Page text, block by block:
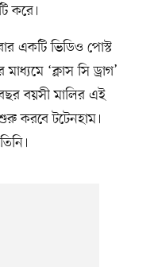
করে।
একটি ভিডিও পোস্ট
‘ক্লাস সি ড্রাগ’
বয়সী মালির এই
করবে টটেনহাম।